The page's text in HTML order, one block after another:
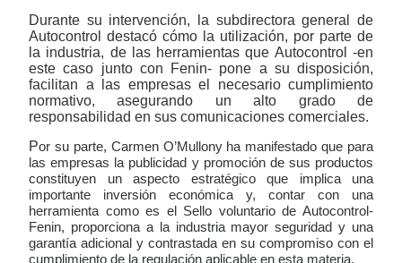
Durante su intervención, la subdirectora general de
Autocontrol destacó cómo la utilización, por parte de
la industria, de las herramientas que Autocontrol -en
este caso junto con Fenin- pone a su disposición,
facilitan a las empresas el necesario cumplimiento
normativo, asegurando un alto grado de
responsabilidad en sus comunicaciones comerciales.
Por su parte, Carmen O’Mullony ha manifestado que para
las empresas la publicidad y promoción de sus productos
constituyen un aspecto estratégico que implica una
importante inversión económica y, contar con una
herramienta como es el Sello voluntario de Autocontrol-
Fenin, proporciona a la industria mayor seguridad y una
garantía adicional y contrastada en su compromiso con el
cumplimiento de la regulación aplicable en esta materia.